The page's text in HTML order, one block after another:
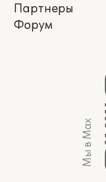
Партнеры
Форум
Мы в Max